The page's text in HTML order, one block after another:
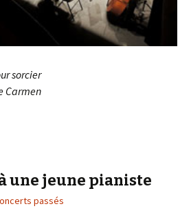
sorcier
Carmen
une jeune pianiste
passés